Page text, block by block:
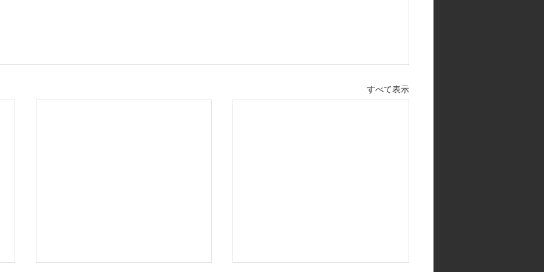
すべて表示